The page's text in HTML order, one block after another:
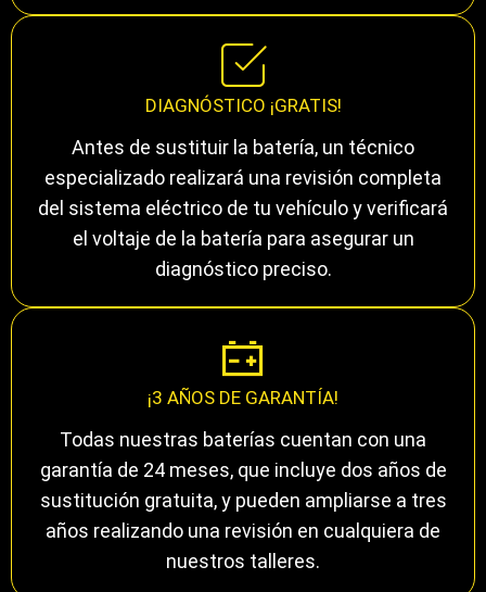
DIAGNÓSTICO ¡GRATIS!
Antes de sustituir la batería, un técnico
especializado realizará una revisión completa
del sistema eléctrico de tu vehículo y verificará
el voltaje de la batería para asegurar un
diagnóstico preciso.
¡3 AÑOS DE GARANTÍA!
Todas nuestras baterías cuentan con una
garantía de 24 meses, que incluye dos años de
sustitución gratuita, y pueden ampliarse a tres
años realizando una revisión en cualquiera de
nuestros talleres.